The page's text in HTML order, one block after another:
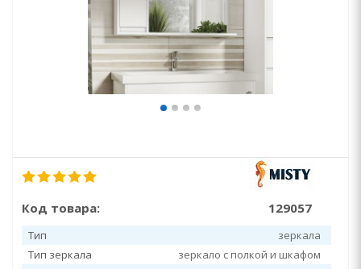
Код товара: 129057
Тип
зеркала
Тип зеркала
зеркало с полкой и шкафом